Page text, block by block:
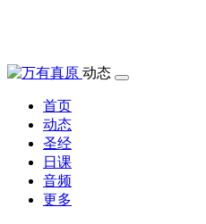
动态
首页
动态
圣经
日课
音频
更多